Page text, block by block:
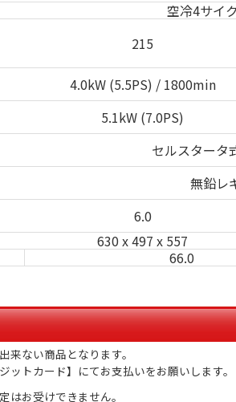
空冷4サイ
215
4.0kW (5.5PS) / 1800min
5.1kW (7.0PS)
セルスタータ
無鉛レ
6.0
630 x 497 x 557
66.0
来ない商品となります。
ットカード】にてお支払いをお願いします。
はお受けできません。